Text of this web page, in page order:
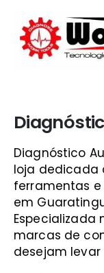
Diagnóstico
loja dedicada
ferramentas
em
Especializada
marcas de
desejam levar